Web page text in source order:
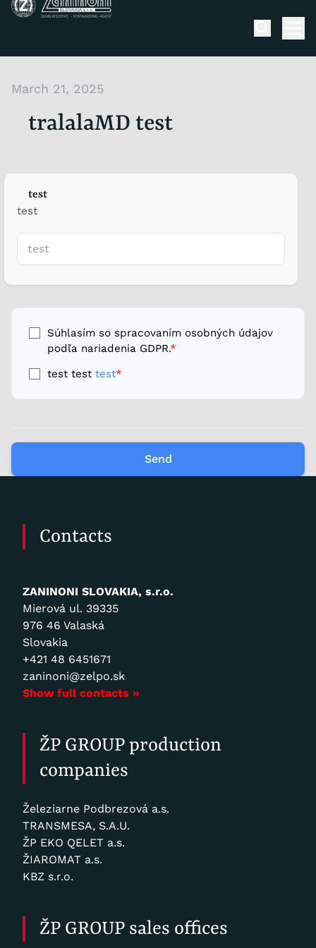
Skip to content
March 21, 2025
tralalaMD test
test
test
Súhlasím so spracovaním osobných údajov
podľa nariadenia GDPR.*
test test test*
Send
Contacts
ZANINONI SLOVAKIA, s.r.o.
Mierová ul. 39335
976 46 Valaská
Slovakia
+421 48 6451671
zaninoni@zelpo.sk
Show full contacts »
ŽP GROUP production
companies
Železiarne Podbrezová a.s.
TRANSMESA, S.A.U.
ŽP EKO QELET a.s.
ŽIAROMAT a.s.
KBZ s.r.o.
ŽP GROUP sales offices